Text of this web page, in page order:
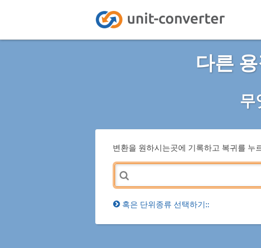
다른
무
변환을 원하시는곳에 기록하고 복귀를 누
혹은 단위종류 선택하기::